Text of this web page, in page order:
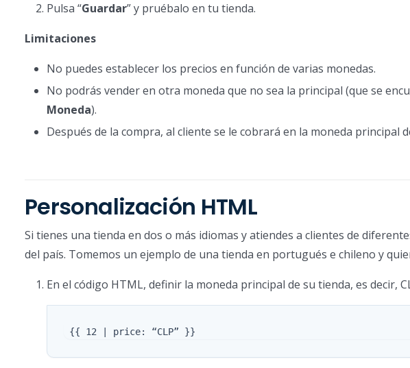
Pulsa “Guardar” y pruébalo en tu tienda.
Limitaciones
No puedes establecer los precios en función de varias monedas.
No podrás vender en otra moneda que no sea la principal (que se
Moneda).
Después de la compra, al cliente se le cobrará en la moneda principal
Personalización HTML
Si tienes una tienda en dos o más idiomas y atiendes a clientes de
del país. Tomemos un ejemplo de una tienda en portugués e chileno y
En el código HTML, definir la moneda principal de su tienda, es decir,